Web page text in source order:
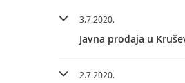
3.7.2020.
Javna prodaja u
2.7.2020.